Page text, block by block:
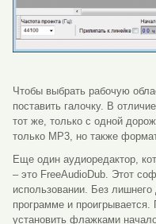
Чтобы выбрать рабочую
поставить галочку. В
тот же, только с одной
только MP3, но также
Еще один аудиоредактор,
– это FreeAudioDub. Этот
использовании. Без
программе и
установить флажками